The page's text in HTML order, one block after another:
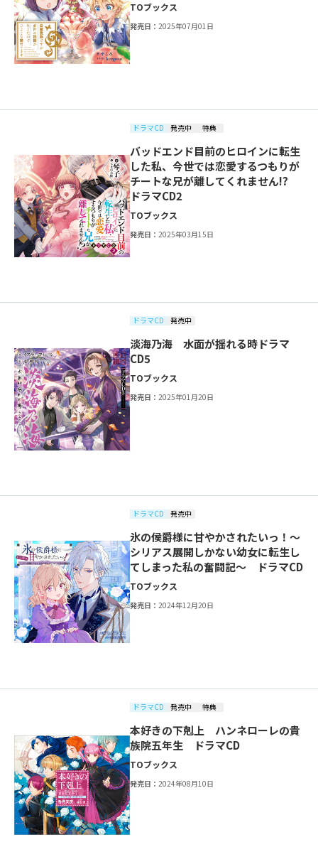
TOブックス
発売日：2025年07月01日
ドラマCD 発売中 特典
バッドエンド目前のヒロインに転生
した私、今世では恋愛するつもりが
チートな兄が離してくれません!?
ドラマCD2
TOブックス
発売日：2025年03月15日
ドラマCD 発売中
淡海乃海 水面が揺れる時ドラマ
CD5
TOブックス
発売日：2025年01月20日
ドラマCD 発売中
氷の侯爵様に甘やかされたいっ！～
シリアス展開しかない幼女に転生し
てしまった私の奮闘記～ ドラマCD
TOブックス
発売日：2024年12月20日
ドラマCD 発売中 特典
本好きの下剋上 ハンネローレの貴
族院五年生 ドラマCD
TOブックス
発売日：2024年08月10日